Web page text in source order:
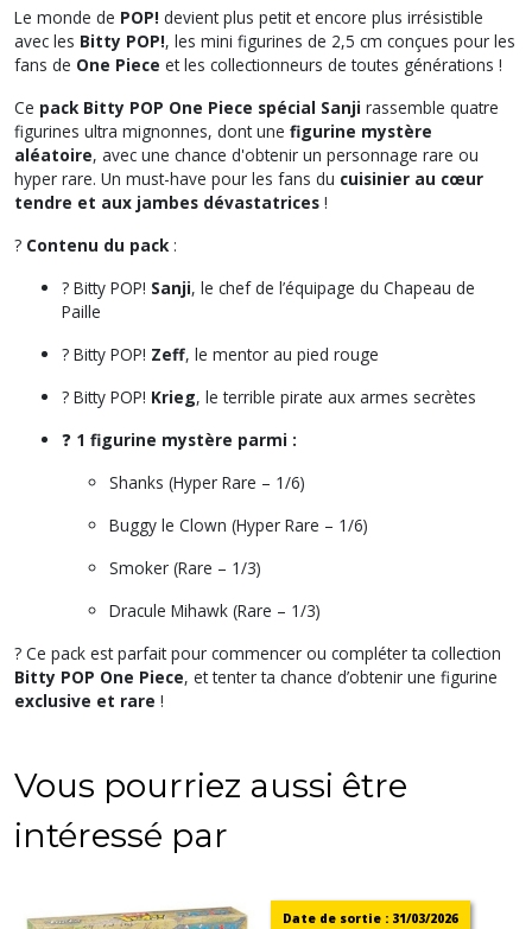
Le monde de POP! devient plus petit et encore plus irrésistible
avec les Bitty POP!, les mini figurines de 2,5 cm conçues pour les
fans de One Piece et les collectionneurs de toutes générations !
Ce pack Bitty POP One Piece spécial Sanji rassemble quatre
figurines ultra mignonnes, dont une figurine mystère
aléatoire, avec une chance d'obtenir un personnage rare ou
hyper rare. Un must-have pour les fans du cuisinier au cœur
tendre et aux jambes dévastatrices !
? Contenu du pack:
? Bitty POP! Sanji, le chef de l’équipage du Chapeau de
Paille
? Bitty POP! Zeff, le mentor au pied rouge
?️ Bitty POP! Krieg, le terrible pirate aux armes secrètes
❓ 1 figurine mystère parmi :
Shanks (Hyper Rare – 1/6)
Buggy le Clown (Hyper Rare – 1/6)
Smoker (Rare – 1/3)
Dracule Mihawk (Rare – 1/3)
? Ce pack est parfait pour commencer ou compléter ta collection
Bitty POP One Piece, et tenter ta chance d’obtenir une figurine
exclusive et rare !
Vous pourriez aussi être
intéressé par
Date de sortie : 31/03/2026